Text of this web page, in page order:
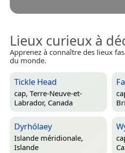
Lieux curieux à
Apprenez à connaître des lieux
du monde.
Tickle Head
cap, Terre-Neuve-et-
Labrador, Canada
Dyrhólaey
Islande méridionale,
Islande